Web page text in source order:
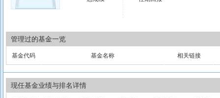
管理过的基金一览
基金代码 基金名称 相关链接
现任基金业绩与排名详情